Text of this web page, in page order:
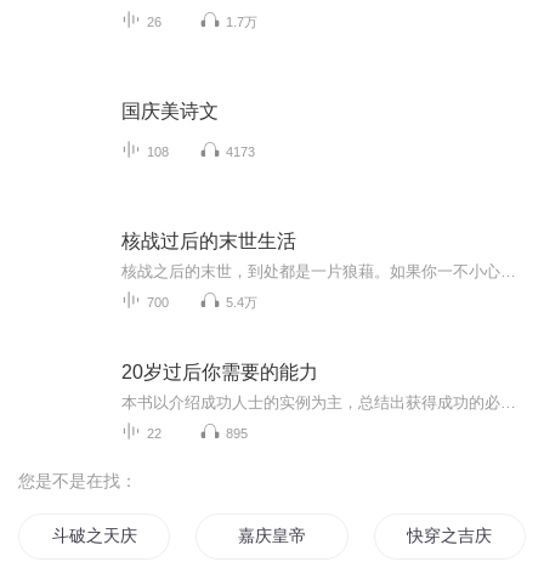
26 1.7万
国庆美诗文
108 4173
核战过后的末世生活
700 5.4万
20岁过后你需要的能力
22 895
您是不是在找：
斗破之天庆焰火 嘉庆皇帝 快穿之吉庆有余